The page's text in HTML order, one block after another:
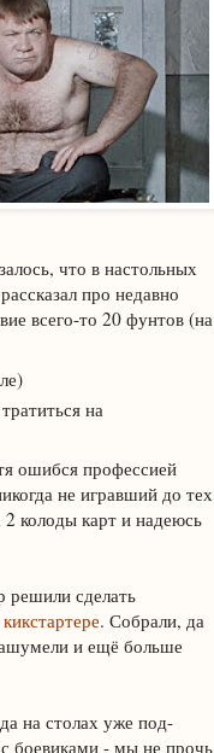
что в настольных
про недавно
всего-то 20 фунтов (на
на
ошибся профессией
не игравший до тех
2 колоды карт и надеюсь
решили сделать
. Собрали, да
и ещё больше
на столах уже под-
боевиками - мы не прочь